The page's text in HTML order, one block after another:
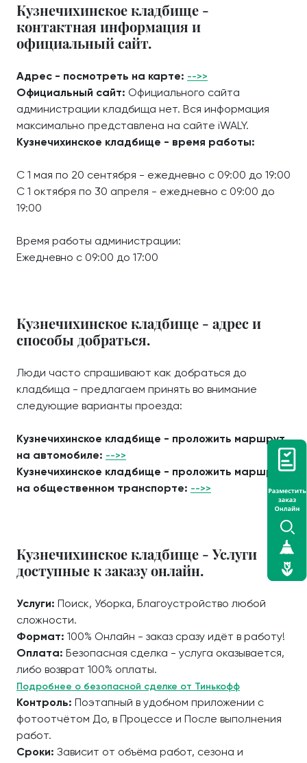
Кузнечихинское кладбище -
контактная информация и
официальный сайт.
Адрес - посмотреть на карте: -->>
Официальный сайт: Официального сайта
администрации кладбища нет. Вся информация
максимально представлена на сайте iWALY.
Кузнечихинское кладбище - время работы:
С 1 мая по 20 сентября - ежедневно с 09:00 до 19:00
С 1 октября по 30 апреля - ежедневно с 09:00 до
19:00
Время работы администрации:
Ежедневно с 09:00 до 17:00
Кузнечихинское кладбище - адрес и
способы добраться.
Люди часто спрашивают как добраться до
кладбища - предлагаем принять во внимание
следующие варианты проезда:
Кузнечихинское кладбище - проложить маршрут
на автомобиле: -->>
Кузнечихинское кладбище - проложить маршрут
на общественном транспорте: -->>
Кузнечихинское кладбище - Услуги
доступные к заказу онлайн.
Услуги: Поиск, Уборка, Благоустройство любой
сложности.
Формат: 100% Онлайн - заказ сразу идёт в работу!
Оплата: Безопасная сделка - услуга оказывается,
либо возврат 100% оплаты.
Подробнее о безопасной сделке от Тинькофф
Контроль: Поэтапный в удобном приложении с
фотоотчётом До, в Процессе и После выполнения
работ.
Сроки: Зависит от объёма работ, сезона и